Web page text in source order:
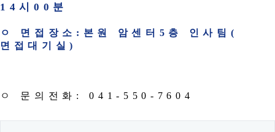
14시00 분
ㅇ 면접장소 : 본원 암센터 5 층 인사팀 (
면접대기실)
ㅇ 문의전화 : 041-550-7604